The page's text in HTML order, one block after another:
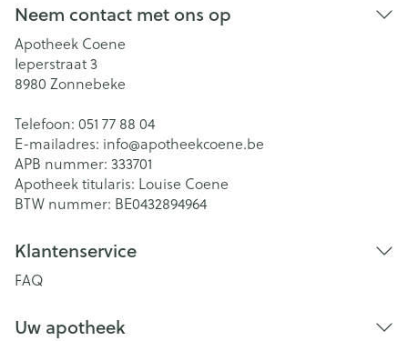
Neem contact met ons op
Apotheek Coene
Ieperstraat 3
8980 Zonnebeke
Telefoon: 051 77 88 04
E-mailadres: info@apotheekcoene.be
APB nummer: 333701
Apotheek titularis: Louise Coene
BTW nummer: BE0432894964
Klantenservice
FAQ
Uw apotheek